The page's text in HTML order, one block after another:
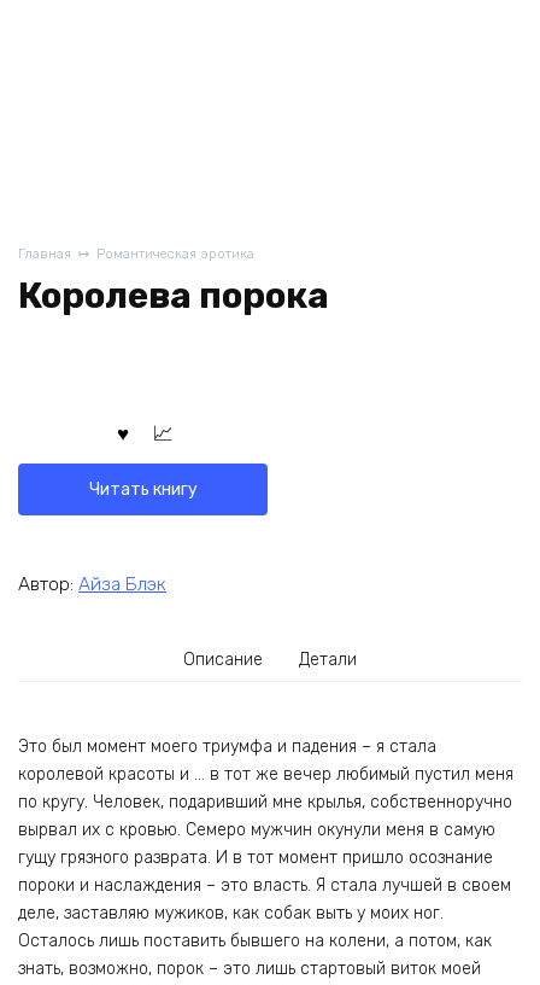
Главная Романтическая эротика
Королева порока
Читать книгу
Автор: Айза Блэк
Описание Детали
Это был момент моего триумфа и падения – я стала
королевой красоты и … в тот же вечер любимый пустил меня
по кругу. Человек, подаривший мне крылья, собственноручно
вырвал их с кровью. Семеро мужчин окунули меня в самую
гущу грязного разврата. И в тот момент пришло осознание
пороки и наслаждения – это власть. Я стала лучшей в своем
деле, заставляю мужиков, как собак выть у моих ног.
Осталось лишь поставить бывшего на колени, а потом, как
знать, возможно, порок – это лишь стартовый виток моей